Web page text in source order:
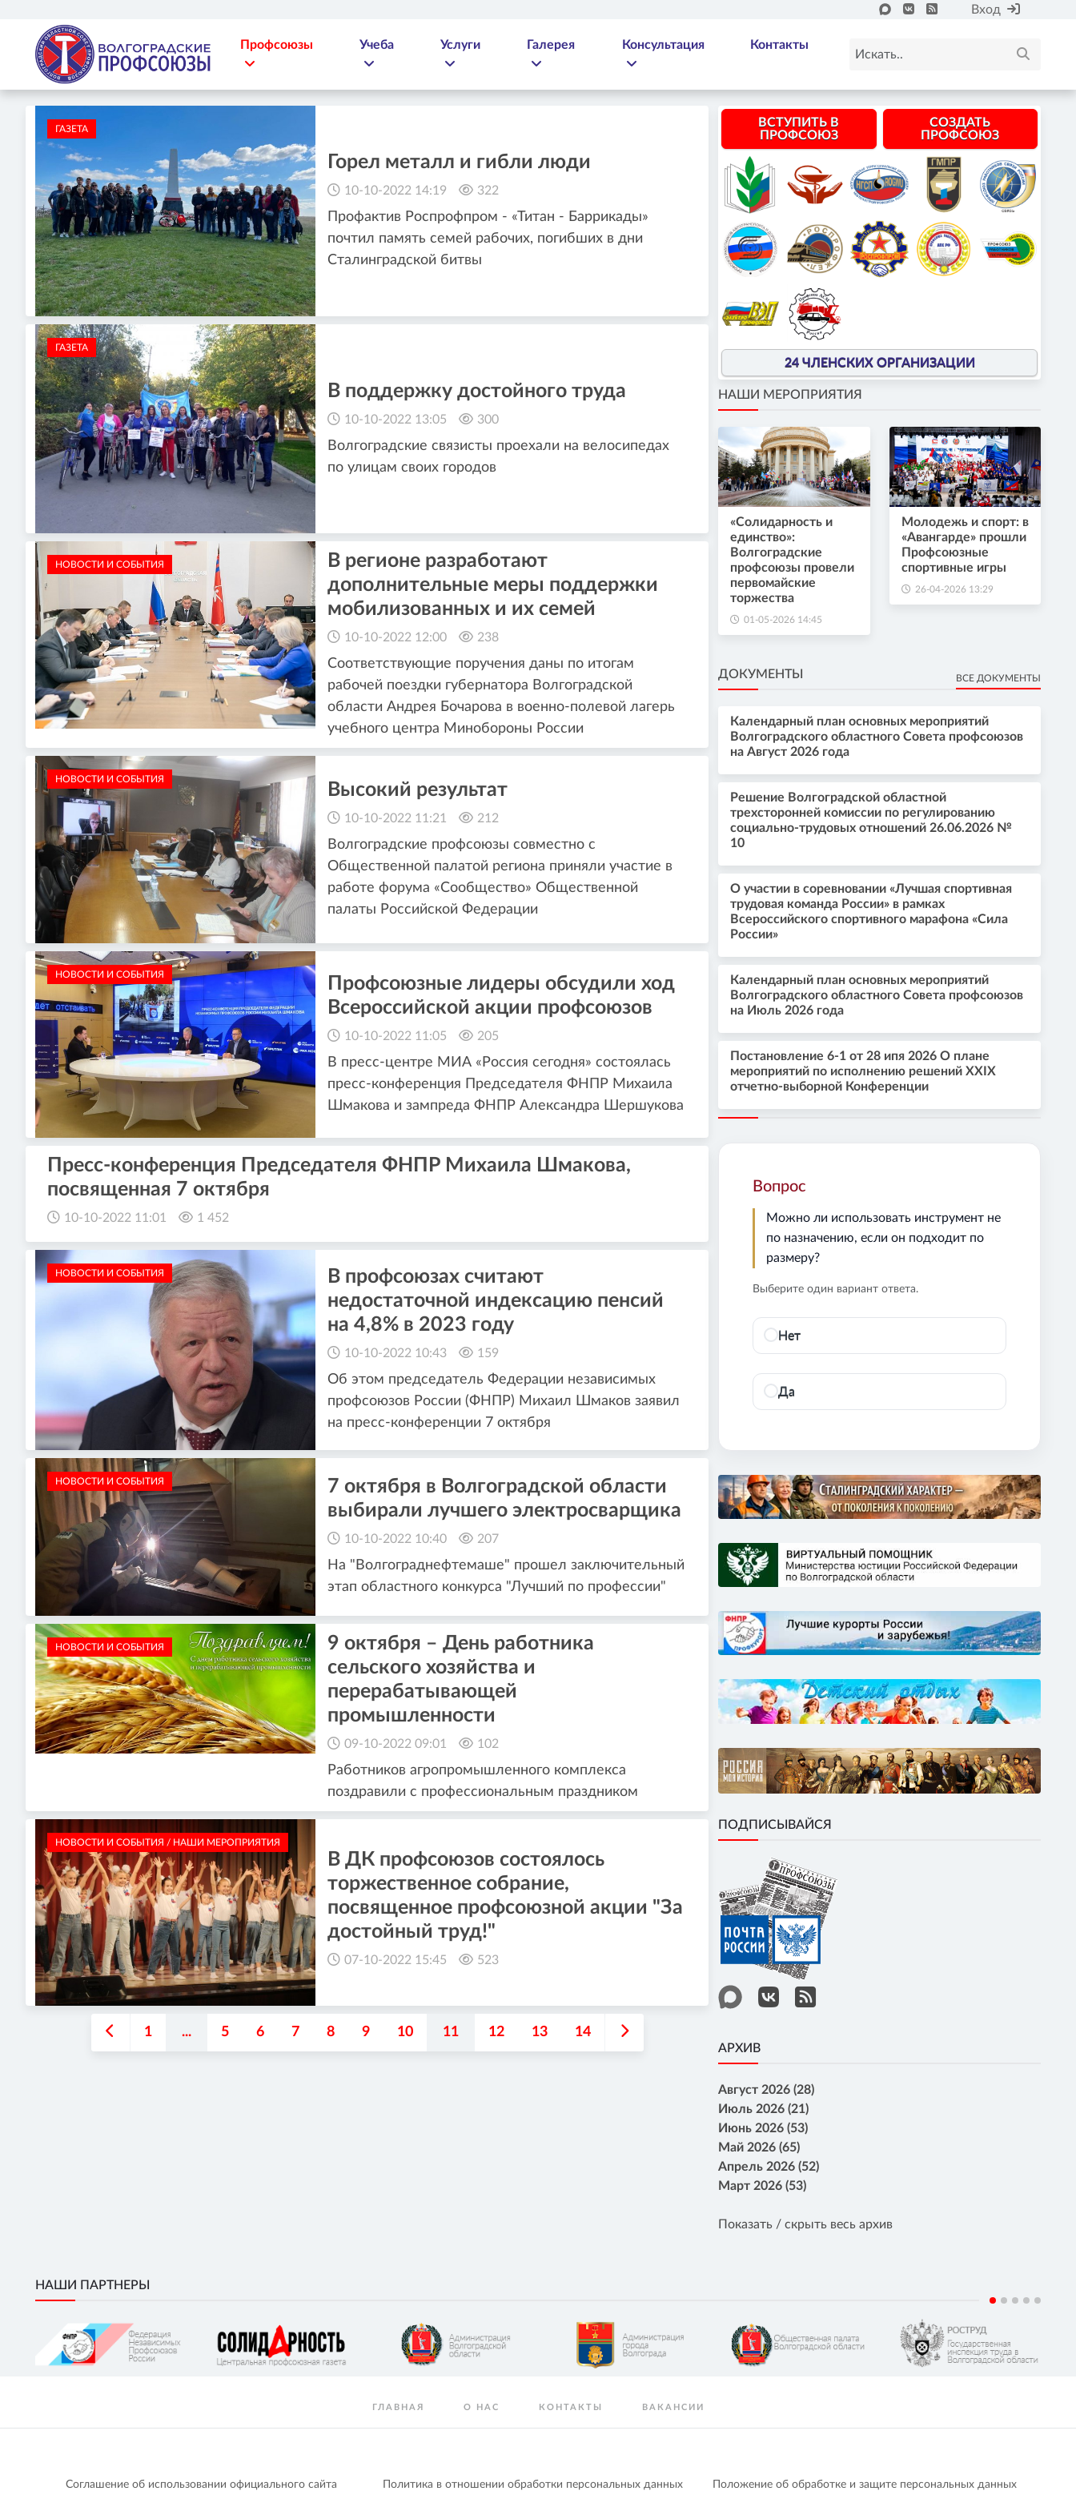
Вход
Профсоюзы Учеба Услуги Галерея Консультация Контакты
ГАЗЕТА
Горел металл и гибли люди
10-10-2022 14:19 322
Профактив Роспрофпром - «Титан - Баррикады»
почтил память семей рабочих, погибших в дни
Сталинградской битвы
ГАЗЕТА
В поддержку достойного труда
10-10-2022 13:05 300
Волгоградские связисты проехали на велосипедах
по улицам своих городов
НОВОСТИ И СОБЫТИЯ
В регионе разработают
дополнительные меры поддержки
мобилизованных и их семей
10-10-2022 12:00 238
Соответствующие поручения даны по итогам
рабочей поездки губернатора Волгоградской
области Андрея Бочарова в военно-полевой лагерь
учебного центра Минобороны России
НОВОСТИ И СОБЫТИЯ
Высокий результат
10-10-2022 11:21 212
Волгоградские профсоюзы совместно с
Общественной палатой региона приняли участие в
работе форума «Сообщество» Общественной
палаты Российской Федерации
НОВОСТИ И СОБЫТИЯ
Профсоюзные лидеры обсудили ход
Всероссийской акции профсоюзов
10-10-2022 11:05 205
В пресс-центре МИА «Россия сегодня» состоялась
пресс-конференция Председателя ФНПР Михаила
Шмакова и зампреда ФНПР Александра Шершукова
Пресс-конференция Председателя ФНПР Михаила Шмакова,
посвященная 7 октября
10-10-2022 11:01 1 452
НОВОСТИ И СОБЫТИЯ
В профсоюзах считают
недостаточной индексацию пенсий
на 4,8% в 2023 году
10-10-2022 10:43 159
Об этом председатель Федерации независимых
профсоюзов России (ФНПР) Михаил Шмаков заявил
на пресс-конференции 7 октября
НОВОСТИ И СОБЫТИЯ
7 октября в Волгоградской области
выбирали лучшего электросварщика
10-10-2022 10:40 207
На "Волгограднефтемаше" прошел заключительный
этап областного конкурса "Лучший по профессии"
НОВОСТИ И СОБЫТИЯ
9 октября – День работника
сельского хозяйства и
перерабатывающей
промышленности
09-10-2022 09:01 102
Работников агропромышленного комплекса
поздравили с профессиональным праздником
НОВОСТИ И СОБЫТИЯ / НАШИ МЕРОПРИЯТИЯ
В ДК профсоюзов состоялось
торжественное собрание,
посвященное профсоюзной акции "За
достойный труд!"
07-10-2022 15:45 523
1 ... 5 6 7 8 9 10 11 12 13 14
ВСТУПИТЬ В
ПРОФСОЮЗ
СОЗДАТЬ
ПРОФСОЮЗ
24 ЧЛЕНСКИХ ОРГАНИЗАЦИИ
НАШИ МЕРОПРИЯТИЯ
«Солидарность и
единство»:
Волгоградские
профсоюзы провели
первомайские
торжества
01-05-2026 14:45
Молодежь и спорт: в
«Авангарде» прошли
Профсоюзные
спортивные игры
26-04-2026 13:29
ДОКУМЕНТЫ ВСЕ ДОКУМЕНТЫ
Календарный план основных мероприятий
Волгоградского областного Совета профсоюзов
на Август 2026 года
Решение Волгоградской областной
трехсторонней комиссии по регулированию
социально-трудовых отношений 26.06.2026 №
10
О участии в соревновании «Лучшая спортивная
трудовая команда России» в рамках
Всероссийского спортивного марафона «Сила
России»
Календарный план основных мероприятий
Волгоградского областного Совета профсоюзов
на Июль 2026 года
Постановление 6-1 от 28 ипя 2026 О плане
мероприятий по исполнению решений XXIX
отчетно-выборной Конференции
Вопрос
Можно ли использовать инструмент не
по назначению, если он подходит по
размеру?
Выберите один вариант ответа.
Нет
Да
ПОДПИСЫВАЙСЯ
АРХИВ
Август 2026 (28)
Июль 2026 (21)
Июнь 2026 (53)
Май 2026 (65)
Апрель 2026 (52)
Март 2026 (53)
Показать / скрыть весь архив
НАШИ ПАРТНЕРЫ
ГЛАВНАЯ О НАС КОНТАКТЫ ВАКАНСИИ
Соглашение об использовании официального сайта Политика в отношении обработки персональных данных Положение об обработке и защите персональных данных